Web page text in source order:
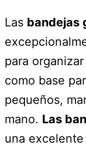
Las bandejas
para
como base
pequeños,
mano. Las
una